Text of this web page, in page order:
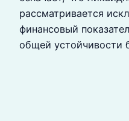
рассматривается
финансовый
общей устойчивости